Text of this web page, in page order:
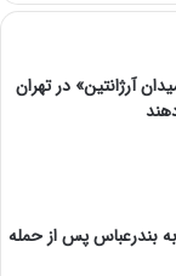
آرژانتین» در تهران
بندرعباس پس از حمله